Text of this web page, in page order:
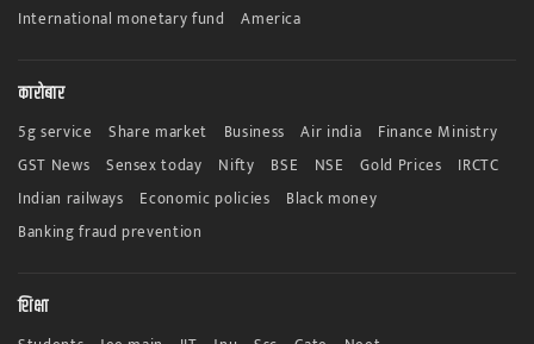
International monetary fund
America
कारोबार
5g service Share market Business Air india
Finance Ministry
GST News
Sensex today Nifty BSE NSE Gold Prices
IRCTC
Indian railways
Economic policies
Black money
Banking fraud prevention
शिक्षा